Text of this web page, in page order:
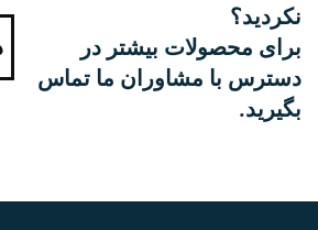
نکردید؟
برای محصولات بیشتر در
دسترس با مشاوران ما تماس
بگیرید.